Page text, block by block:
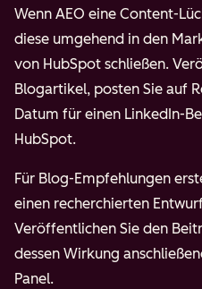
Wenn AEO eine Content-
diese umgehend in den
von HubSpot schließen.
Blogartikel, posten Sie auf
Datum für einen LinkedIn-
HubSpot.
Für Blog-Empfehlungen
einen recherchierten
Veröffentlichen Sie den
dessen Wirkung
Panel.